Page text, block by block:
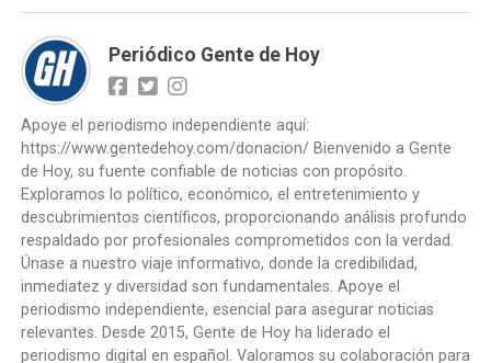
Periódico Gente de Hoy
Apoye el periodismo independiente aquí:
https://www.gentedehoy.com/donacion/ Bienvenido a Gente
de Hoy, su fuente confiable de noticias con propósito.
Exploramos lo político, económico, el entretenimiento y
descubrimientos científicos, proporcionando análisis profundo
respaldado por profesionales comprometidos con la verdad.
Únase a nuestro viaje informativo, donde la credibilidad,
inmediatez y diversidad son fundamentales. Apoye el
periodismo independiente, esencial para asegurar noticias
relevantes. Desde 2015, Gente de Hoy ha liderado el
periodismo digital en español. Valoramos su colaboración para